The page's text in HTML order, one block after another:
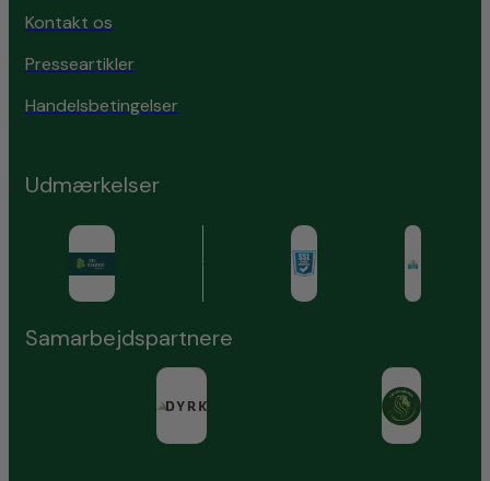
Kontakt os
Presseartikler
Handelsbetingelser
Udmærkelser
Samarbejdspartnere